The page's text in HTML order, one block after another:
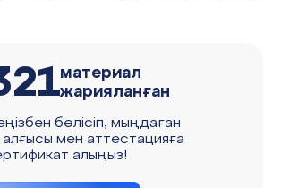
материал
жарияланған
бөлісіп, мыңдаған
мен аттестацияға
алыңыз!